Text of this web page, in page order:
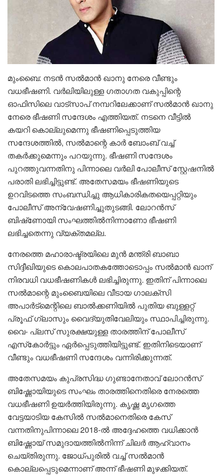
മുംബൈ: നടൻ സൽമാൻ ഖാനു നേരെ വീണ്ടും
വധഭീഷണി. വർലിയിലുള്ള ഗതാഗത വകുപ്പിന്റെ
ഓഫിസിലെ വാട്‌സാപ് നമ്പറിലേക്കാണ് സൽമാൻ ഖാനു
നേരെ ഭീഷണി സന്ദേശം എത്തിയത്.‌ നടനെ വീട്ടിൽ
കയറി കൊല്ലുമെന്നു ഭീഷണിപ്പെടുത്തിയ
സന്ദേശത്തിൽ, സൽമാന്റെ കാർ ബോംബ് വച്ച്
തകർക്കുമെന്നും പറയുന്നു. ഭീഷണി സന്ദേശം
പുറത്തുവന്നതിനു പിന്നാലെ വർലി പോലീസ് സ്റ്റേഷനിൽ
പരാതി ലഭിച്ചിട്ടുണ്ട്. അതേസമയം ഭീഷണിയുടെ
ഉറവിടത്തെ സംബന്ധിച്ചു ആധികാരികതയെപ്പറ്റിയും
പോലീസ് അന്വേഷണിച്ചുതുടങ്ങി. ലോറൻസ്
ബിഷ്‌ണോയി സംഘത്തിൽനിന്നാണോ ഭീഷണി
ലഭിച്ചതെന്നു വ്യക്തമല്ല.
നേരത്തെ മഹാരാഷ്ട്രയിലെ മുൻ മന്ത്രി ബാബാ
സിദ്ദീഖിയുടെ കൊലപാതകത്തോടൊപ്പം സൽമാൻ ഖാന്
നിരവധി വധഭീഷണികൾ ലഭിച്ചിരുന്നു. ഇതിന് പിന്നാലെ
സൽമാന്റെ മുംബൈയിലെ വീടായ ഗാലക്സി
അപാർട്മെന്റിലെ ബാൽക്കണിയിൽ പുതിയ ബുള്ളറ്റ്
പ്രൂഫ് ഗ്ലാസും വൈദ്യുതിവേലിയും സ്ഥാപിച്ചിരുന്നു.
വൈ- പ്ലസ് സുരക്ഷയുള്ള താരത്തിന് പോലീസ്
എസ്‌കോർട്ടും ഏർപ്പെടുത്തിയിട്ടുണ്ട്. ഇതിനിടെയാണ്
വീണ്ടും വധഭീഷണി സന്ദേശം വന്നിരിക്കുന്നത്.
അതേസമയം കുപ്രസിദ്ധ ഗുണ്ടാനേതാവ് ലോറൻസ്
ബിഷ്ണോയിയുടെ സംഘം താരത്തിനെതിരെ നേരത്തെ
വധഭീഷണി ഉയർത്തിയിരുന്നു. കൃഷ്ണ മൃഗത്തെ
വേട്ടയാടിയ കേസിൽ സൽമാനെതിരെ കേസ്
വന്നതിനുപിന്നാലെ 2018-ൽ അദ്ദേഹത്തെ വധിക്കാൻ
ബിഷ്ണോയ് സമുദായത്തിൽനിന്ന് ചിലർ ആഹ്വാനം
ചെയ്തിരുന്നു. ജോധ്പുരിൽ വച്ച് സൽമാൻ
കൊല്ലപ്പെടുമെന്നാണ് അന്ന് ഭീഷണി മുഴക്കിയത്.